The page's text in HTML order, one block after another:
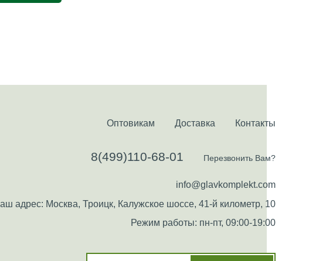
Оптовикам Доставка Контакты
8(499)110-68-01 Перезвонить Вам?
info@glavkomplekt.com
адрес: Москва, Троицк, Калужское шоссе, 41-й километр, 10
Режим работы: пн-пт, 09:00-19:00